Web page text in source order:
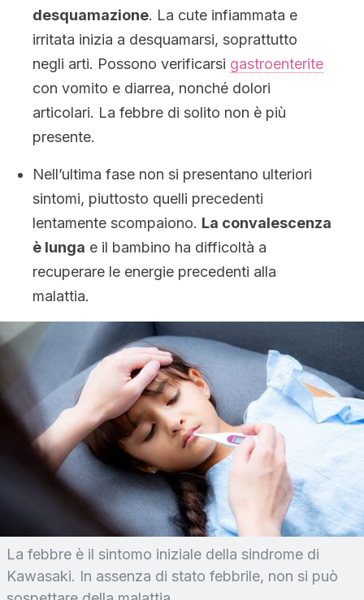
desquamazione. La cute infiammata e
irritata inizia a desquamarsi, soprattutto
negli arti. Possono verificarsi gastroenterite
con vomito e diarrea, nonché dolori
articolari. La febbre di solito non è più
presente.
Nell’ultima fase non si presentano ulteriori
sintomi, piuttosto quelli precedenti
lentamente scompaiono. La convalescenza
è lunga e il bambino ha difficoltà a
recuperare le energie precedenti alla
malattia.
La febbre è il sintomo iniziale della sindrome di
Kawasaki. In assenza di stato febbrile, non si può